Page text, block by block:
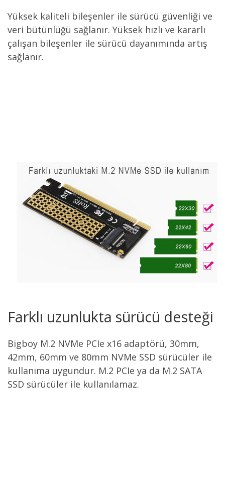
Yüksek kaliteli bileşenler ile sürücü güvenliği ve
veri bütünlüğü sağlanır. Yüksek hızlı ve kararlı
çalışan bileşenler ile sürücü dayanımında artış
sağlanır.
Farklı uzunlukta sürücü desteği
Bigboy M.2 NVMe PCIe x16 adaptörü, 30mm,
42mm, 60mm ve 80mm NVMe SSD sürücüler ile
kullanıma uygundur. M.2 PCIe ya da M.2 SATA
SSD sürücüler ile kullanılamaz.